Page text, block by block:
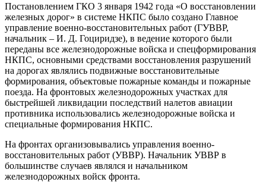
Постановлением ГКО 3 января 1942 года «О восстановлении
железных дорог» в системе НКПС было создано Главное
управление военно-восстановительных работ (ГУВВР,
начальник – И. Д. Гоциридзе), в ведение которого были
переданы все железнодорожные войска и спецформирования
НКПС, основными средствами восстановления разрушений
на дорогах являлись подвижные восстановительные
формирования, объектовые пожарные команды и пожарные
поезда. На фронтовых железнодорожных участках для
быстрейшей ликвидации последствий налетов авиации
противника использовались железнодорожные войска и
специальные формирования НКПС.
На фронтах организовывались управления военно-
восстановительных работ (УВВР). Начальник УВВР в
большинстве случаев являлся и начальником
железнодорожных войск фронта.